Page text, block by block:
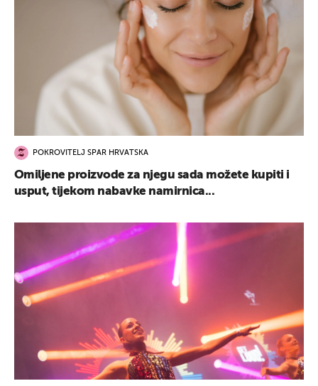
POKROVITELJ SPAR HRVATSKA
Omiljene proizvode za njegu sada možete kupiti i
usput, tijekom nabavke namirnica...